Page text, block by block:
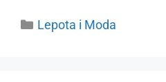
Categories
Lepota i Moda